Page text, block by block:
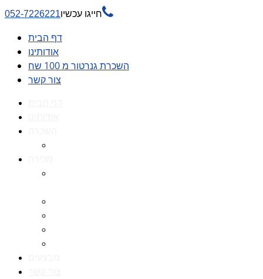
חייגו עכשיו052-7226221 
דף הבית
אודותינו
השכרת גנרטור מ 100 שח
צור קשר